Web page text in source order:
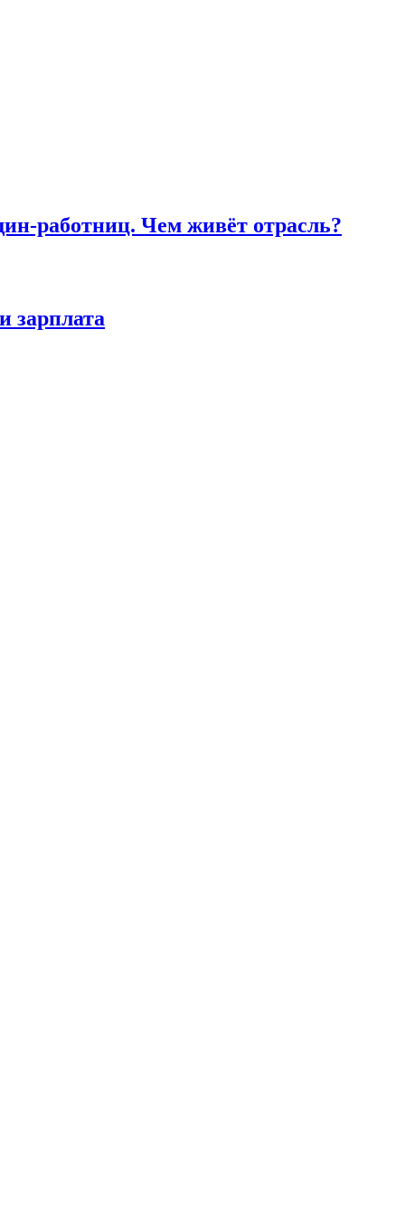
работниц. Чем живёт отрасль?
зарплата